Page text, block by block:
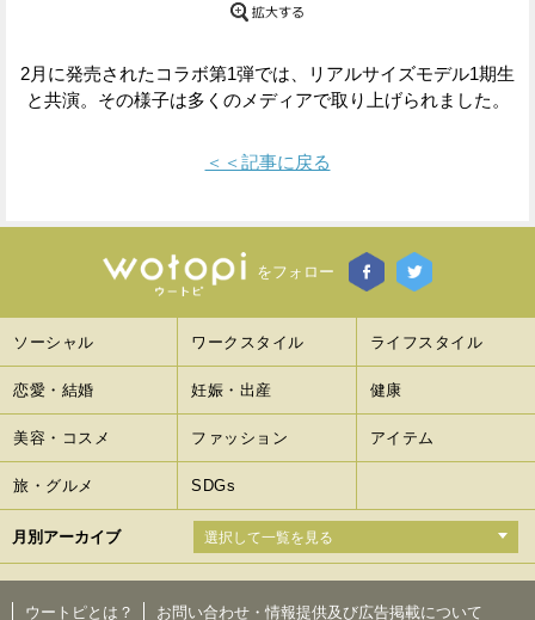
2月に発売されたコラボ第1弾では、リアルサイズモデル1期生
と共演。その様子は多くのメディアで取り上げられました。
＜＜記事に戻る
をフォロー
ソーシャル ワークスタイル ライフスタイル
恋愛・結婚 妊娠・出産 健康
美容・コスメ ファッション アイテム
旅・グルメ SDGs
月別アーカイブ
ウートピとは？ お問い合わせ・情報提供及び広告掲載について